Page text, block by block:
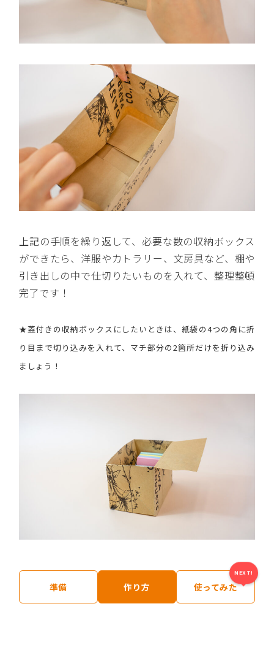
上記の手順を繰り返して、必要な数の収納ボックス
ができたら、洋服やカトラリー、文房具など、棚や
引き出しの中で仕切りたいものを入れて、整理整頓
完了です！
★蓋付きの収納ボックスにしたいときは、紙袋の4つの角に折
り目まで切り込みを入れて、マチ部分の2箇所だけを折り込み
ましょう！
準備 作り方 使ってみた
NEXT!